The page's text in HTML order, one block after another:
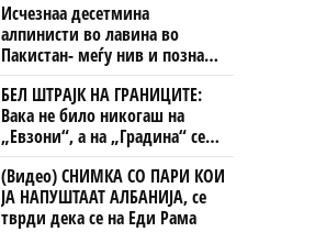
Исчезнаа десетмина
алпинисти во лавина во
Пакистан- меѓу нив и познат
Непалец
БЕЛ ШТРАЈК НА ГРАНИЦИТЕ:
Вака не било никогаш на
„Евзони“, а на „Градина“ се
чека и пет часа
(Видео) СНИМКА СО ПАРИ КОИ
ЈА НАПУШТААТ АЛБАНИЈА, се
тврди дека се на Еди Рама